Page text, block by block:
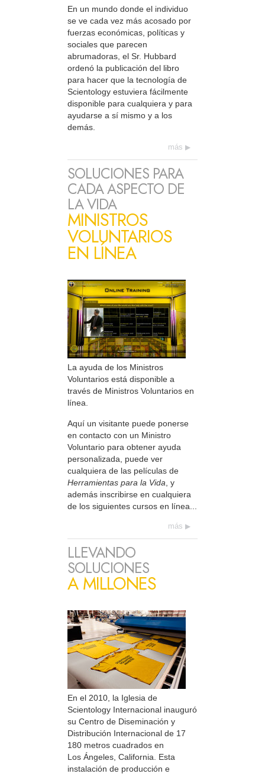
En un mundo donde el individuo
se ve cada vez más acosado por
fuerzas económicas, políticas y
sociales que parecen
abrumadoras, el Sr. Hubbard
ordenó la publicación del libro
para hacer que la tecnología de
Scientology estuviera fácilmente
disponible para cualquiera y para
ayudarse a sí mismo y a los
demás.
más
SOLUCIONES PARA
CADA ASPECTO DE
LA VIDA
MINISTROS
VOLUNTARIOS
EN LÍNEA
La ayuda de los Ministros
Voluntarios está disponible a
través de Ministros Voluntarios en
línea.
Aquí un visitante puede ponerse
en contacto con un Ministro
Voluntario para obtener ayuda
personalizada, puede ver
cualquiera de las películas de
Herramientas para la Vida , y
además inscribirse en cualquiera
de los siguientes cursos en línea...
más
LLEVANDO
SOLUCIONES
A MILLONES
En el 2010, la Iglesia de
Scientology Internacional inauguró
su Centro de Diseminación y
Distribución Internacional de 17
180 metros cuadrados en
Los Ángeles, California. Esta
instalación de producción e